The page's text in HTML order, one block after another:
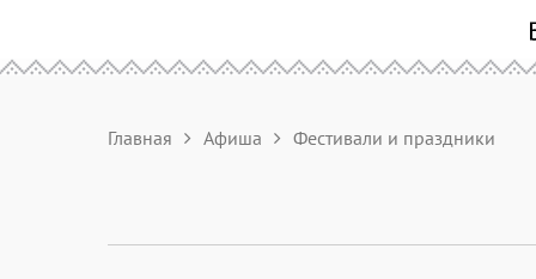
Главная Афиша Фестивали и праздники